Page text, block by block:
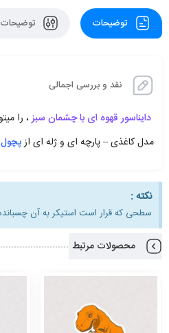
توضیحات
نقد و بررسی اجمالی
دایناسور قهوه ای با چشمان سبز
مدل کاغذی – پارچه ای و ژله ای ازپچول
نکته :
سطحی که قرار است استیکر به آن
محصولات مرتبط